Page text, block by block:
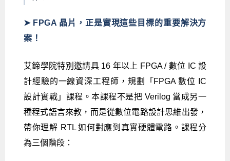
➤ FPGA 晶片，正是實現這些目標的重要解決方
案！
艾鍗學院特別邀請具 16 年以上 FPGA / 數位 IC 設
計經驗的一線資深工程師，規劃「FPGA 數位 IC
設計實戰」課程。本課程不是把 Verilog 當成另一
種程式語言來教，而是從數位電路設計思維出發，
帶你理解 RTL 如何對應到真實硬體電路。課程分
為三個階段：